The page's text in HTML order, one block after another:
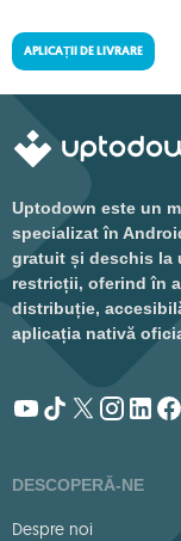
APLICAȚII DE LIVRARE
Uptodown este un
specializat în
gratuit și deschis la
restricții, oferind în
distribuție,
aplicația nativă
DESCOPERĂ-NE
Despre noi